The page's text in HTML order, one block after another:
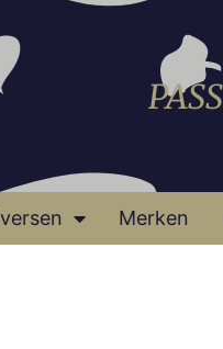
Merken